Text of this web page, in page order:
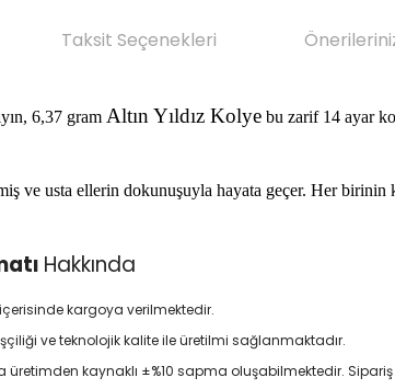
Taksit Seçenekleri
6,37 gram Altın Yıldız Kolye bu zarif 14 ayar
ve usta ellerin dokunuşuyla hayata geçer. Her
Hakkında
kargoya verilmektedir.
ve teknolojik kalite ile üretilmi sağlanmaktadır.
kaynaklı ±%10 sapma oluşabilmektedir.